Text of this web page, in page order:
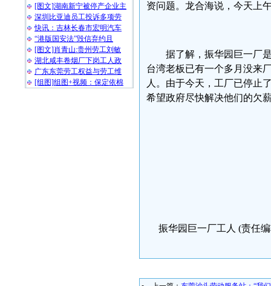
[图文]湖南新宁被停产企业主
深圳比亚迪员工投诉多项劳
快讯：吉林长春市宏明汽车
“港版国安法”毁信弃约且
[图文]肖青山:贵州劳工刘敏
湖北咸丰卷烟厂下岗工人政
广东东莞劳工权益与劳工维
[组图]组图+视频：保定依棉
资问题。龙合海说，今天上
据了解，振华园巨一厂
台湾老板已有一个多月没来
人。由于今天，工厂已停止
希望政府尽快解决他们的欠
振华园巨一厂工人 (责任编